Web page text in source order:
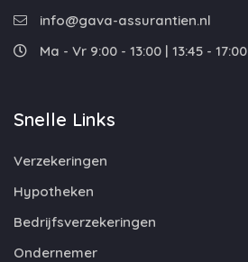
info@gava-assurantien.nl
Ma - Vr 9:00 - 13:00 | 13:45 - 17:00
Snelle Links
Verzekeringen
Hypotheken
Bedrijfsverzekeringen
Ondernemer